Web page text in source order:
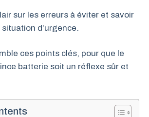
sur les erreurs à éviter et savoir
d’urgence.
ces points clés, pour que le
batterie soit un réflexe sûr et